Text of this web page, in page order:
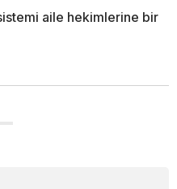
aile hekimlerine bir